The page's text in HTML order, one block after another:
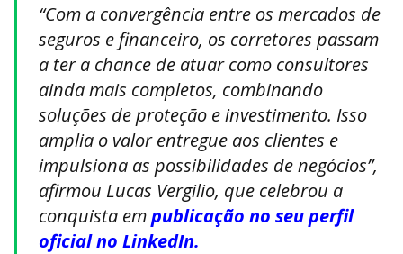
“Com a convergência entre os mercados de
seguros e financeiro, os corretores passam
a ter a chance de atuar como consultores
ainda mais completos, combinando
soluções de proteção e investimento. Isso
amplia o valor entregue aos clientes e
impulsiona as possibilidades de negócios”,
afirmou Lucas Vergilio, que celebrou a
conquista empublicação no seu perfil
oficial no LinkedIn.